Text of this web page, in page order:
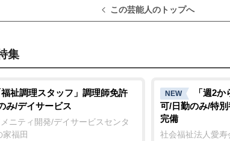
この芸能人のトップへ
集
福祉調理スタッフ」調理師免許
み/デイサービス
ニティ開発/デイサービスセンタ
家福田
NEW
「週2
可/日勤のみ/特
完備
社会福祉法人愛